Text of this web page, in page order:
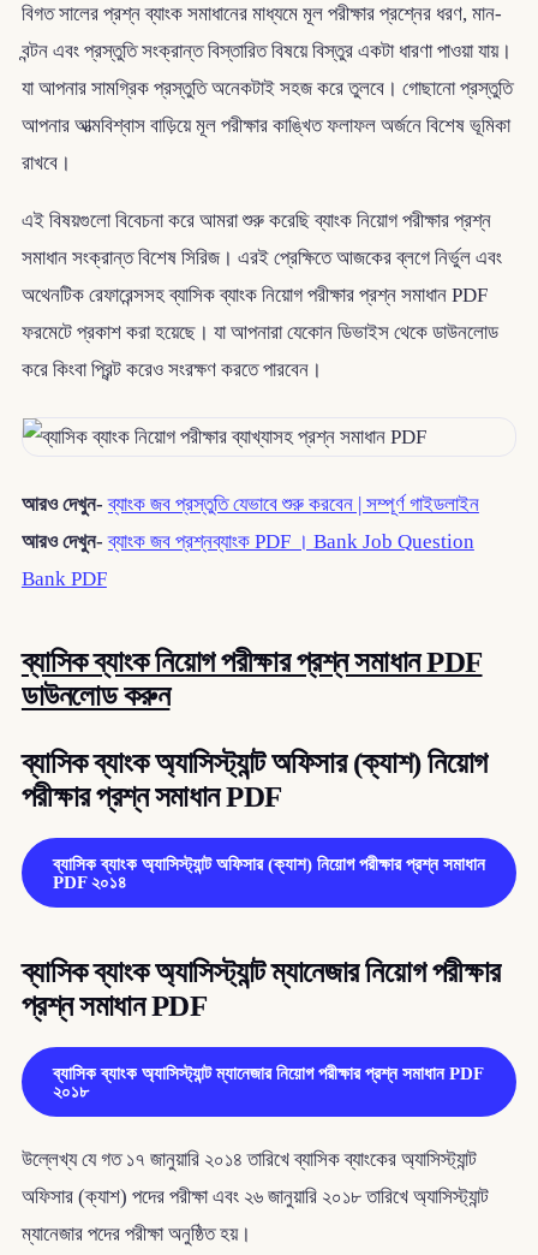
বিগত সালের প্রশ্ন ব্যাংক সমাধানের মাধ্যমে মূল পরীক্ষার প্রশ্নের ধরণ, মান-
বন্টন এবং প্রস্তুতি সংক্রান্ত বিস্তারিত বিষয়ে বিস্তুর একটা ধারণা পাওয়া যায়।
যা আপনার সামগ্রিক প্রস্তুতি অনেকটাই সহজ করে তুলবে। গোছানো প্রস্তুতি
আপনার আত্মবিশ্বাস বাড়িয়ে মূল পরীক্ষার কাঙ্খিত ফলাফল অর্জনে বিশেষ ভূমিকা
রাখবে।
এই বিষয়গুলো বিবেচনা করে আমরা শুরু করেছি ব্যাংক নিয়োগ পরীক্ষার প্রশ্ন
সমাধান সংক্রান্ত বিশেষ সিরিজ। এরই প্রেক্ষিতে আজকের ব্লগে নির্ভুল এবং
অথেনটিক রেফারেন্সসহ ব্যাসিক ব্যাংক নিয়োগ পরীক্ষার প্রশ্ন সমাধান PDF
ফরমেটে প্রকাশ করা হয়েছে। যা আপনারা যেকোন ডিভাইস থেকে ডাউনলোড
করে কিংবা প্রিন্ট করেও সংরক্ষণ করতে পারবেন।
আরও দেখুন-ব্যাংক জব প্রস্তুতি যেভাবে শুরু করবেন | সম্পূর্ণ গাইডলাইন
আরও দেখুন-ব্যাংক জব প্রশ্নব্যাংক PDF । Bank Job Question
Bank PDF
ব্যাসিক ব্যাংক নিয়োগ পরীক্ষার প্রশ্ন সমাধান PDF
ডাউনলোড করুন
ব্যাসিক ব্যাংক অ্যাসিস্ট্যান্ট অফিসার (ক্যাশ) নিয়োগ
পরীক্ষার প্রশ্ন সমাধান PDF
ব্যাসিক ব্যাংক অ্যাসিস্ট্যান্ট অফিসার (ক্যাশ) নিয়োগ পরীক্ষার প্রশ্ন সমাধান
PDF ২০১৪
ব্যাসিক ব্যাংক অ্যাসিস্ট্যান্ট ম্যানেজার নিয়োগ পরীক্ষার
প্রশ্ন সমাধান PDF
ব্যাসিক ব্যাংক অ্যাসিস্ট্যান্ট ম্যানেজার নিয়োগ পরীক্ষার প্রশ্ন সমাধান PDF
২০১৮
উল্লেখ্য যে গত ১৭ জানুয়ারি ২০১৪ তারিখে ব্যাসিক ব্যাংকের অ্যাসিস্ট্যান্ট
অফিসার (ক্যাশ) পদের পরীক্ষা এবং ২৬ জানুয়ারি ২০১৮ তারিখে অ্যাসিস্ট্যান্ট
ম্যানেজার পদের পরীক্ষা অনুষ্ঠিত হয়।